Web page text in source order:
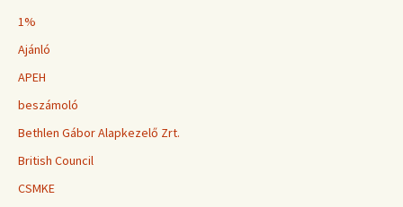
1%
Ajánló
APEH
beszámoló
Bethlen Gábor Alapkezelő Zrt.
British Council
CSMKE